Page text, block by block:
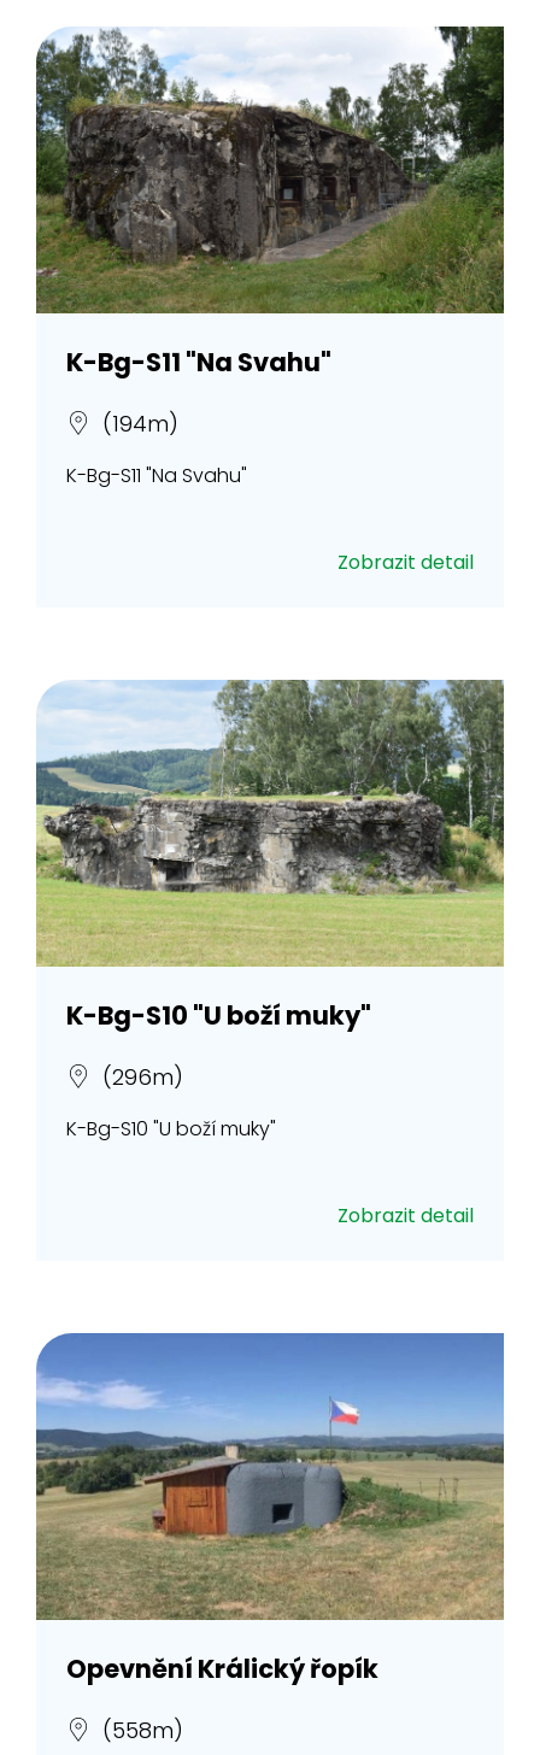
K-Bg-S11 "Na Svahu"
(194m)
K-Bg-S11 "Na Svahu"
Zobrazit detail
K-Bg-S10 "U boží muky"
(296m)
K-Bg-S10 "U boží muky"
Zobrazit detail
Opevnění Králický řopík
(558m)